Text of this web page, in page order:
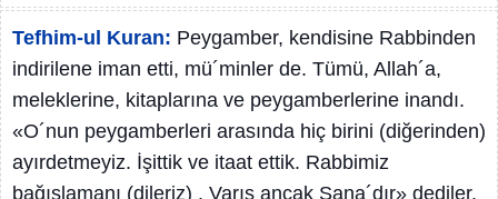
Tefhim-ul Kuran: Peygamber, kendisine Rabbinden
indirilene iman etti, mü´minler de. Tümü, Allah´a,
meleklerine, kitaplarına ve peygamberlerine inandı.
«O´nun peygamberleri arasında hiç birini (diğerinden)
ayırdetmeyiz. İşittik ve itaat ettik. Rabbimiz
bağışlamanı (dileriz) . Varış ancak Sana´dır» dediler.